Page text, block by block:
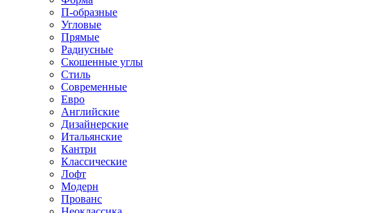
П-образные
Угловые
Прямые
Радиусные
Скошенные углы
Стиль
Современные
Евро
Английские
Дизайнерские
Итальянские
Кантри
Классические
Лофт
Модерн
Прованс